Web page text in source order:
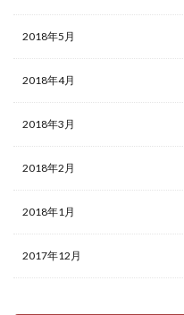
2018年5月
2018年4月
2018年3月
2018年2月
2018年1月
2017年12月